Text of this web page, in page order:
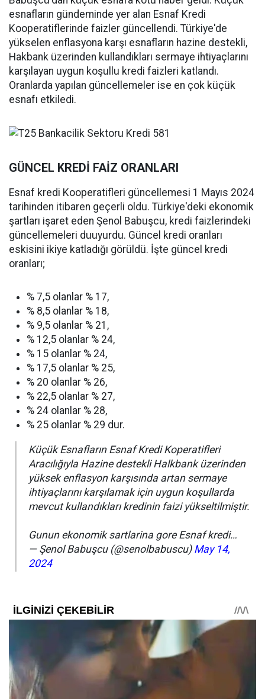
esnafların gündeminde yer alan Esnaf Kredi
Kooperatiflerinde faizler güncellendi. Türkiye'de
yükselen enflasyona karşı esnafların hazine destekli,
Hakbank üzerinden kullandıkları sermaye ihtiyaçlarını
karşılayan uygun koşullu kredi faizleri katlandı.
Oranlarda yapılan güncellemeler ise en çok küçük
esnafı etkiledi.
GÜNCEL KREDİ FAİZ ORANLARI
Esnaf kredi Kooperatifleri güncellemesi 1 Mayıs 2024
tarihinden itibaren geçerli oldu. Türkiye'deki ekonomik
şartları işaret eden Şenol Babuşcu, kredi faizlerindeki
güncellemeleri duuyurdu. Güncel kredi oranları
eskisini ikiye katladığı görüldü. İşte güncel kredi
oranları;
% 7,5 olanlar % 17,
% 8,5 olanlar % 18,
% 9,5 olanlar % 21,
% 12,5 olanlar % 24,
% 15 olanlar % 24,
% 17,5 olanlar % 25,
% 20 olanlar % 26,
% 22,5 olanlar % 27,
% 24 olanlar % 28,
% 25 olanlar % 29 dur.
Küçük Esnafların Esnaf Kredi Koperatifleri
Aracılığıyla Hazine destekli Halkbank üzerinden
yüksek enflasyon karşısında artan sermaye
ihtiyaçlarını karşılamak için uygun koşullarda
mevcut kullandıkları kredinin faizi yükseltilmiştir.
Gunun ekonomik sartlarina gore Esnaf kredi…
— Şenol Babuşcu (@senolbabuscu) May 14,
2024